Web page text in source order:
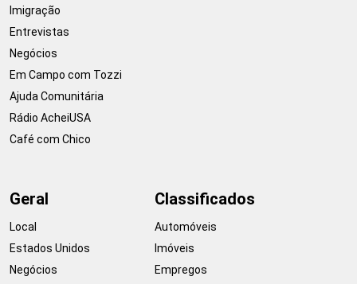
Imigração
Entrevistas
Negócios
Em Campo com Tozzi
Ajuda Comunitária
Rádio AcheiUSA
Café com Chico
Geral
Local
Estados Unidos
Negócios
Classificados
Automóveis
Imóveis
Empregos